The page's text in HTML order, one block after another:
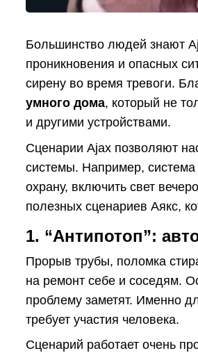
Большинство людей знают
проникновения и опасных
сирену во время тревоги.
умного дома, который не
и другими устройствами.
Сценарии Ajax позволяют
системы. Например, система
охрану, включить свет
полезных сценариев Аякс,
1. “Антипотоп”:
Прорыв трубы, поломка
на ремонт себе и соседям.
проблему заметят. Именно
требует участия человека.
Сценарий работает очень